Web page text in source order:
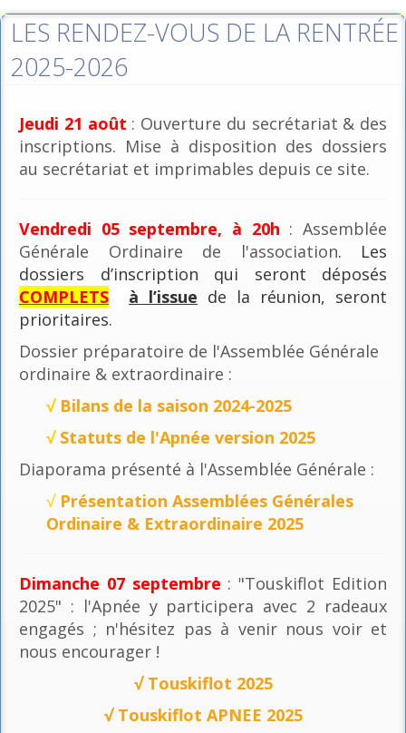
LES RENDEZ-VOUS DE LA RENTRÉE
2025-2026
Jeudi 21 août : Ouverture du secrétariat & des
inscriptions. Mise à disposition des dossiers
au secrétariat et imprimables depuis ce site.
Vendredi 05 septembre, à 20h : Assemblée
Générale Ordinaire de l'association. Les
dossiers d’inscription qui seront déposés
COMPLETS
à l’issue de la réunion, seront
prioritaires.
Dossier préparatoire de l'Assemblée Générale
ordinaire & extraordinaire :
√ Bilans de la saison 2024-2025
√ Statuts de l'Apnée version 2025
Diaporama présenté à l'Assemblée Générale :
√ Présentation Assemblées Générales
Ordinaire & Extraordinaire 2025
Dimanche 07 septembre : "Touskiflot Edition
2025" : l'Apnée y participera avec 2 radeaux
engagés ; n'hésitez pas à venir nous voir et
nous encourager !
√ Touskiflot 2025
√ Touskiflot APNEE 2025